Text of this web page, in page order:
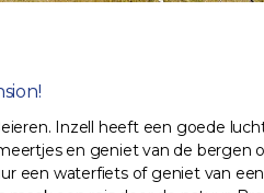
Inzell heeft een goede
en geniet van de bergen
een waterfiets of geniet van